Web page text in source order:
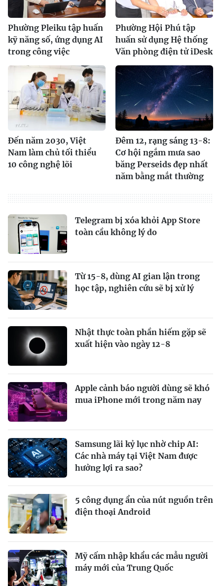
Phường Pleiku tập huấn
kỹ năng số, ứng dụng AI
trong công việc
Phường Hội Phú tập
huấn sử dụng Hệ thống
Văn phòng điện tử iDesk
Đến năm 2030, Việt
Nam làm chủ tối thiểu
10 công nghệ lõi
Đêm 12, rạng sáng 13-8:
Cơ hội ngắm mưa sao
băng Perseids đẹp nhất
năm bằng mắt thường
Telegram bị xóa khỏi App Store
toàn cầu không lý do
Từ 15-8, dùng AI gian lận trong
học tập, nghiên cứu sẽ bị xử lý
Nhật thực toàn phần hiếm gặp sẽ
xuất hiện vào ngày 12-8
Apple cảnh báo người dùng sẽ khó
mua iPhone mới trong năm nay
Samsung lãi kỷ lục nhờ chip AI:
Các nhà máy tại Việt Nam được
hưởng lợi ra sao?
5 công dụng ẩn của nút nguồn trên
điện thoại Android
Mỹ cấm nhập khẩu các mẫu người
máy mới của Trung Quốc